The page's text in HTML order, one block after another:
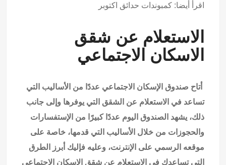
اقرأ أيضا: كمبوندات حدائق اكتوبر
الاستعلام عن شقق
الاسكان الاجتماعي
أتاح صندوق الإسكان الاجتماعي عددًا من الأساليب التي
تساعد في الاستعلام عن الشقق التي يوفرها وإلى جانب
ذلك، يشهد الصندوق اليوم عددًا كبيرًا من الإستفسارات
والحجوزات من خلال الأساليب التي قدمها، خاصة على
موقعه الرسمي على الإنترنت، وعليه فإليك أبرز الطرق
التي تساعدك في الاستعلام عن شقق الإسكان الاجتماعي